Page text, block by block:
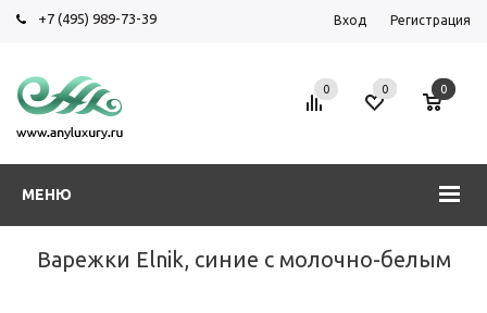
+7 (495) 989-73-39 Вход Регистрация
МЕНЮ
0 0 0
Варежки Elnik, синие с молочно-белым